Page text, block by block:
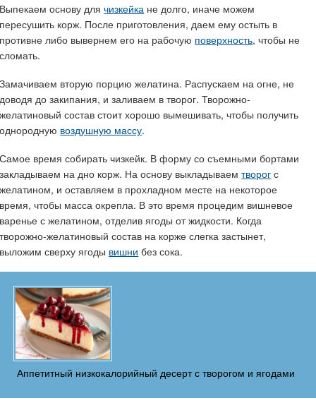
Выпекаем основу длячизкейка не долго, иначе можем
пересушить корж. После приготовления, даем ему остыть в
противне либо вывернем его на рабочую поверхность, чтобы не
сломать.
Замачиваем вторую порцию желатина. Распускаем на огне, не
доводя до закипания, и заливаем в творог. Творожно-
желатиновый состав стоит хорошо вымешивать, чтобы получить
однородную воздушную массу.
Самое время собирать чизкейк. В форму со съемными бортами
закладываем на дно корж. На основу выкладываемтворог с
желатином, и оставляем в прохладном месте на некоторое
время, чтобы масса окрепла. В это время процедим вишневое
варенье с желатином, отделив ягоды от жидкости. Когда
творожно-желатиновый состав на корже слегка застынет,
выложим сверху ягоды вишни без сока.
Аппетитный низкокалорийный десерт с творогом и ягодами